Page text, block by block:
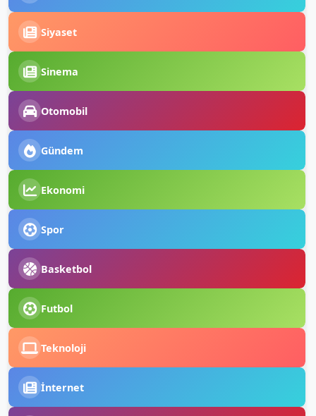
Siyaset
Sinema
Otomobil
Gündem
Ekonomi
Spor
Basketbol
Futbol
Teknoloji
İnternet